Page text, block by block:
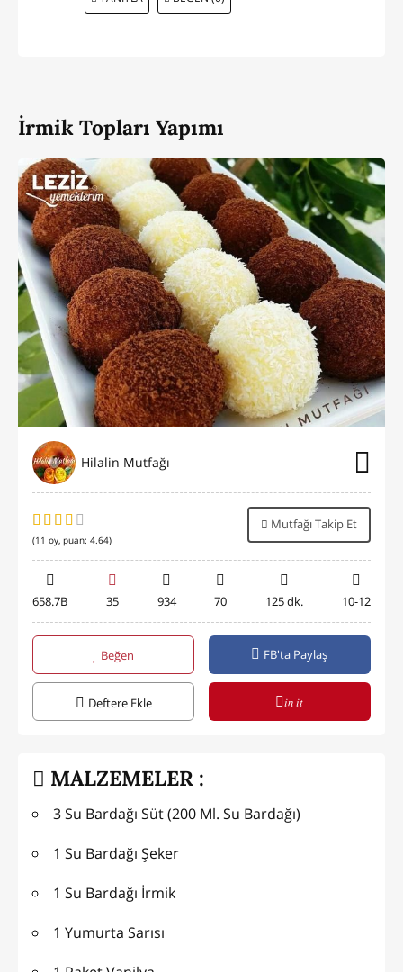
İrmik Topları Yapımı
Hilalin Mutfağı
(11 oy, puan: 4.64)
Mutfağı Takip Et
658.7B 35 934 70 125 dk. 10-12
Beğen FB'ta Paylaş
Deftere Ekle in it
MALZEMELER :
3 Su Bardağı Süt (200 Ml. Su Bardağı)
1 Su Bardağı Şeker
1 Su Bardağı İrmik
1 Yumurta Sarısı